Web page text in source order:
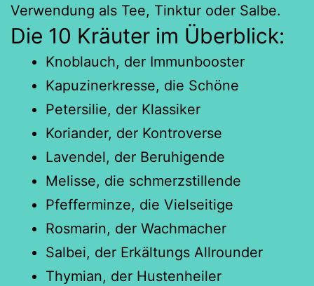
Verwendung als Tee, Tinktur oder Salbe.
Die 10 Kräuter im Überblick:
Knoblauch, der Immunbooster
Kapuzinerkresse, die Schöne
Petersilie, der Klassiker
Koriander, der Kontroverse
Lavendel, der Beruhigende
Melisse, die schmerzstillende
Pfefferminze, die Vielseitige
Rosmarin, der Wachmacher
Salbei, der Erkältungs Allrounder
Thymian, der Hustenheiler